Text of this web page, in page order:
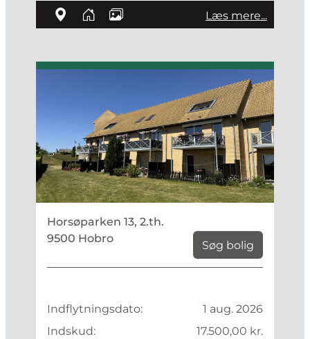
Læs mere...
Horsøparken 13, 2.th.
9500 Hobro
Søg bolig
Indflytningsdato:
1 aug. 2026
Indskud:
17.500,00 kr.